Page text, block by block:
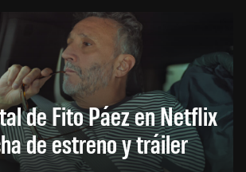
de Fito Páez en Netflix
de estreno y tráiler